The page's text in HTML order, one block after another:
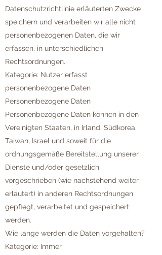
Datenschutzrichtlinie erläuterten Zwecke
speichern und verarbeiten wir alle nicht
personenbezogenen Daten, die wir
erfassen, in unterschiedlichen
Rechtsordnungen.
Kategorie: Nutzer erfasst
personenbezogene Daten
Personenbezogene Daten
Personenbezogene Daten können in den
Vereinigten Staaten, in Irland, Südkorea,
Taiwan, Israel und soweit für die
ordnungsgemäße Bereitstellung unserer
Dienste und/oder gesetzlich
vorgeschrieben (wie nachstehend weiter
erläutert) in anderen Rechtsordnungen
gepflegt, verarbeitet und gespeichert
werden.
Wie lange werden die Daten vorgehalten?
Kategorie: Immer